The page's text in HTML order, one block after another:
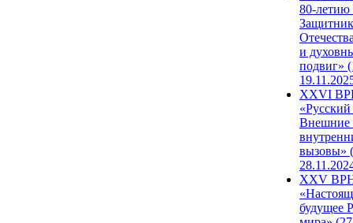
80-
и
подвиг»
XXVI
Внешние
вызовы»
XXV
будущее